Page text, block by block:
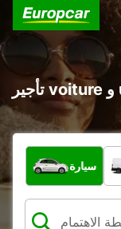
ما نوع المركبة؟
سيارة